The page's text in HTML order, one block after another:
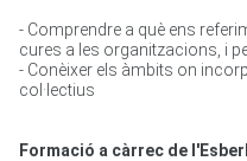
- Comprendre a què ens
cures a les organitzacions, i
- Conèixer els àmbits on
col·lectius
Formació a càrrec de